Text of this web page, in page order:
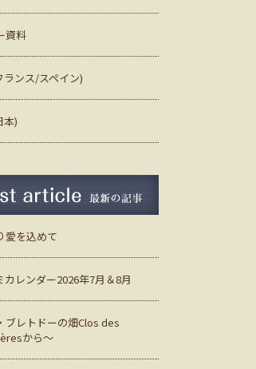
資料
ランス/スペイン)
本)
愛を込めて
カレンダー2026年7月＆8月
ブレトドーの畑Clos des
から～